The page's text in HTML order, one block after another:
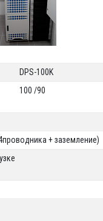
DPS-100K
100 /90
+ заземление)